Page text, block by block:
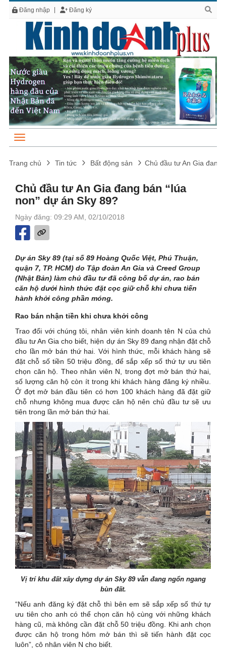
Đăng nhập Đăng ký
Trang chủ Tin tức Bất động sản Chủ đầu tư An Gia đang
Chủ đầu tư An Gia đang bán “lúa
non” dự án Sky 89?
Ngày đăng: 09:29 AM, 02/10/2018
Dự án Sky 89 (tại số 89 Hoàng Quốc Việt, Phú Thuận,
quận 7, TP. HCM) do Tập đoàn An Gia và Creed Group
(Nhật Bản) làm chủ đầu tư đã công bố dự án, rao bán
căn hộ dưới hình thức đặt cọc giữ chỗ khi chưa tiến
hành khởi công phần móng.
Rao bán nhận tiền khi chưa khởi công
Trao đổi với chúng tôi, nhân viên kinh doanh tên N của chủ
đầu tư An Gia cho biết, hiện dự án Sky 89 đang nhận đặt chỗ
cho lần mở bán thứ hai. Với hình thức, mỗi khách hàng sẽ
đặt chỗ số tiền 50 triệu đồng, để sắp xếp số thứ tự ưu tiên
chọn căn hộ. Theo nhân viên N, trong đợt mở bán thứ hai,
số lượng căn hộ còn ít trong khi khách hàng đăng ký nhiều.
Ở đợt mở bán đầu tiên có hơn 100 khách hàng đã đặt giữ
chỗ nhưng không mua được căn hộ nên chủ đầu tư sẽ ưu
tiên trong lần mở bán thứ hai.
Vị trí khu đất xây dựng dự án Sky 89 vẫn đang ngổn ngang
bùn đất.
“Nếu anh đăng ký đặt chỗ thì bên em sẽ sắp xếp số thứ tự
ưu tiên cho anh có thể chọn căn hộ cùng với những khách
hàng cũ, mà không cần đặt chỗ 50 triệu đồng. Khi anh chọn
được căn hộ trong hôm mở bán thì sẽ tiến hành đặt cọc
luôn”, cô nhân viên N cho biết.